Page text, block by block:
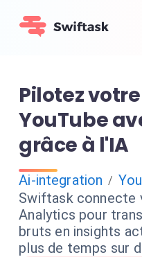
Pilotez
YouTube
grâce à l'IA
Ai-integration /
Swiftask connecte
Analytics pour
bruts en insights
plus de temps sur